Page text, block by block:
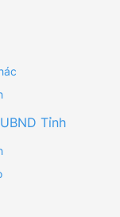
Tỉnh